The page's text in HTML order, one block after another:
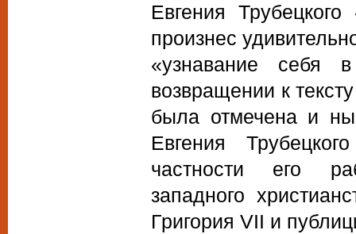
Евгения
произнес
«узнавание себя
возвращении к
была отмечена и
Евгения
частности его
западного
Григория VII и